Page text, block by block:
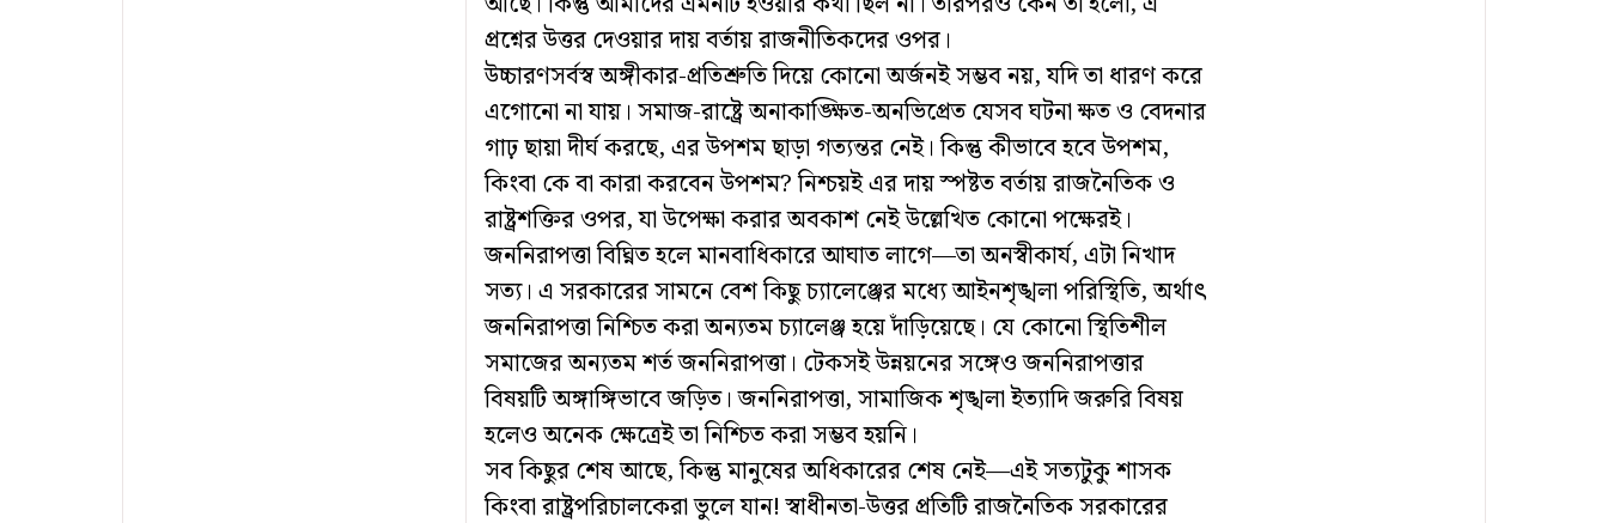
প্রশ্নের উত্তর দেওয়ার দায় বর্তায় রাজনীতিকদের ওপর।
উচ্চারণসর্বস্ব অঙ্গীকার-প্রতিশ্রুতি দিয়ে কোনো অর্জনই সম্ভব নয়, যদি তা ধারণ করে
এগোনো না যায়। সমাজ-রাষ্ট্রে অনাকাঙ্ক্ষিত-অনভিপ্রেত যেসব ঘটনা ক্ষত ও বেদনার
গাঢ় ছায়া দীর্ঘ করছে, এর উপশম ছাড়া গত্যন্তর নেই। কিন্তু কীভাবে হবে উপশম,
কিংবা কে বা কারা করবেন উপশম? নিশ্চয়ই এর দায় স্পষ্টত বর্তায় রাজনৈতিক ও
রাষ্ট্রশক্তির ওপর, যা উপেক্ষা করার অবকাশ নেই উল্লেখিত কোনো পক্ষেরই।
জননিরাপত্তা বিঘ্নিত হলে মানবাধিকারে আঘাত লাগে—তা অনস্বীকার্য, এটা নিখাদ
সত্য। এ সরকারের সামনে বেশ কিছু চ্যালেঞ্জের মধ্যে আইনশৃঙ্খলা পরিস্থিতি, অর্থাৎ
জননিরাপত্তা নিশ্চিত করা অন্যতম চ্যালেঞ্জ হয়ে দাঁড়িয়েছে। যে কোনো স্থিতিশীল
সমাজের অন্যতম শর্ত জননিরাপত্তা। টেকসই উন্নয়নের সঙ্গেও জননিরাপত্তার
বিষয়টি অঙ্গাঙ্গিভাবে জড়িত। জননিরাপত্তা, সামাজিক শৃঙ্খলা ইত্যাদি জরুরি বিষয়
হলেও অনেক ক্ষেত্রেই তা নিশ্চিত করা সম্ভব হয়নি।
সব কিছুর শেষ আছে, কিন্তু মানুষের অধিকারের শেষ নেই—এই সত্যটুকু শাসক
কিংবা রাষ্ট্রপরিচালকেরা ভুলে যান! স্বাধীনতা-উত্তর প্রতিটি রাজনৈতিক সরকারের